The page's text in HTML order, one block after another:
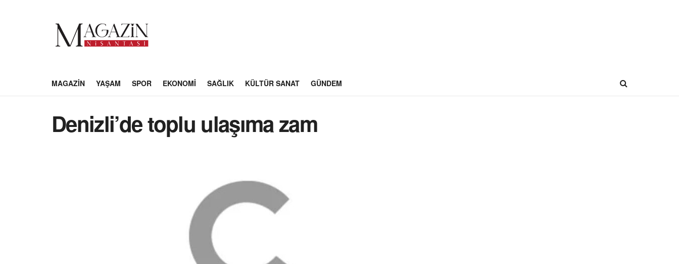
MAGAZIN YAŞAM SPOR EKONOMI SAĞLIK KÜLTÜR SANAT GÜNDEM
Denizli’de toplu ulaşıma zam